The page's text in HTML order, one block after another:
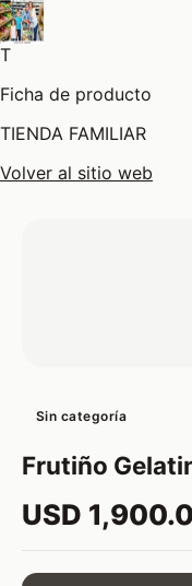
T
Ficha de producto
TIENDA FAMILIAR
Volver al sitio web
Sin categoría
Frutiño
USD